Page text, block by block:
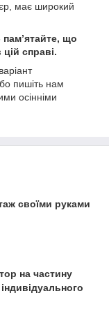
має широкий
що
справі.
пишіть нам
осінніми
своїми руками
на частину